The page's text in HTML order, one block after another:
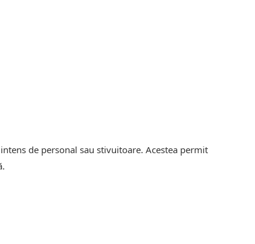
de personal sau stivuitoare. Acestea permit